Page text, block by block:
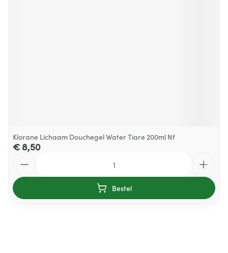
Klorane Lichaam Douchegel Water Tiare 200ml Nf
€ 8,50
Bestel